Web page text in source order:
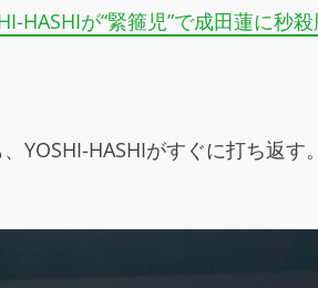
HASHIが“緊箍児”で成田蓮に秒殺
YOSHI-HASHIがすぐに打ち返